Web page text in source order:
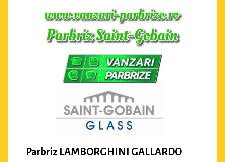
Parbriz LAMBORGHINI GALLARDO